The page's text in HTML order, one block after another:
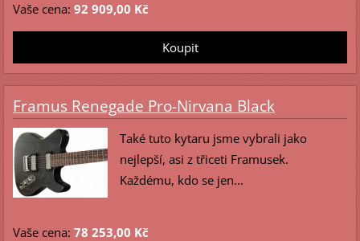
Vaše cena: 92 909,00 Kč
Framus Renegade Pro-Nirvana Black
Také tuto kytaru jsme vybrali jako
nejlepší, asi z třiceti Framusek.
Každému, kdo se jen...
Vaše cena: 78 253,00 Kč